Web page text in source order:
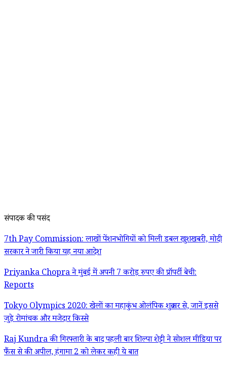
संपादक की पसंद
7th Pay Commission: लाखों पेंशनभोगियों को मिली डबल खुशखबरी, मोदी
सरकार ने जारी किया यह नया आदेश
Priyanka Chopra ने मुंबई में अपनी 7 करोड़ रुपए की प्रॉपर्टी बेची:
Reports
Tokyo Olympics 2020: खेलों का महाकुंभ ओलंपिक शुक्रवार से, जानें इससे
जुड़े रोमांचक और मजेदार किस्से
Raj Kundra की गिरफ्तारी के बाद पहली बार शिल्पा शेट्टी ने सोशल मीडिया पर
फैंस से की अपील, हंगामा 2 को लेकर कही ये बात